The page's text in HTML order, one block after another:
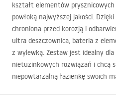
kształt elementów
powłoką najwyższej jakości.
chroniona przed korozją i
ultra deszczownica, bateria z
z wylewką. Zestaw jest idealny
nietuzinkowych rozwiązań i chcą
niepowtarzalną łazienkę swoich